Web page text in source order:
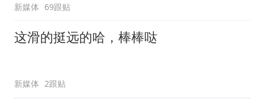
新媒体 69跟贴
这滑的挺远的哈，棒棒哒
新媒体 2跟贴